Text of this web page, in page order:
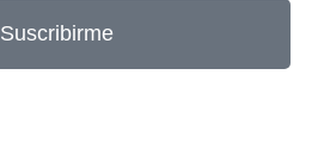
Suscribirme